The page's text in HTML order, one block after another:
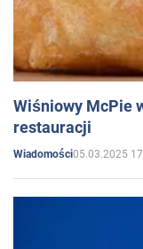
Wiśniowy McPie
restauracji
Wiadomości05.03.2025